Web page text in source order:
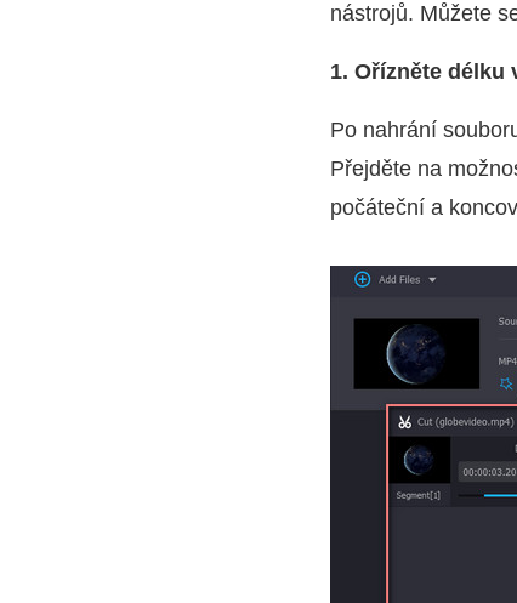
nástrojů. Můžete
1. Ořízněte délku
Po nahrání
Přejděte na
počáteční a